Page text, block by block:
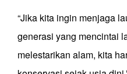
“Jika kita ingin menjaga
generasi yang mencintai
melestarikan alam, kita